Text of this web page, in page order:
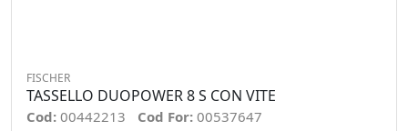
FISCHER
TASSELLO DUOPOWER 8 S CON VITE
Cod: 00442213 Cod For: 00537647